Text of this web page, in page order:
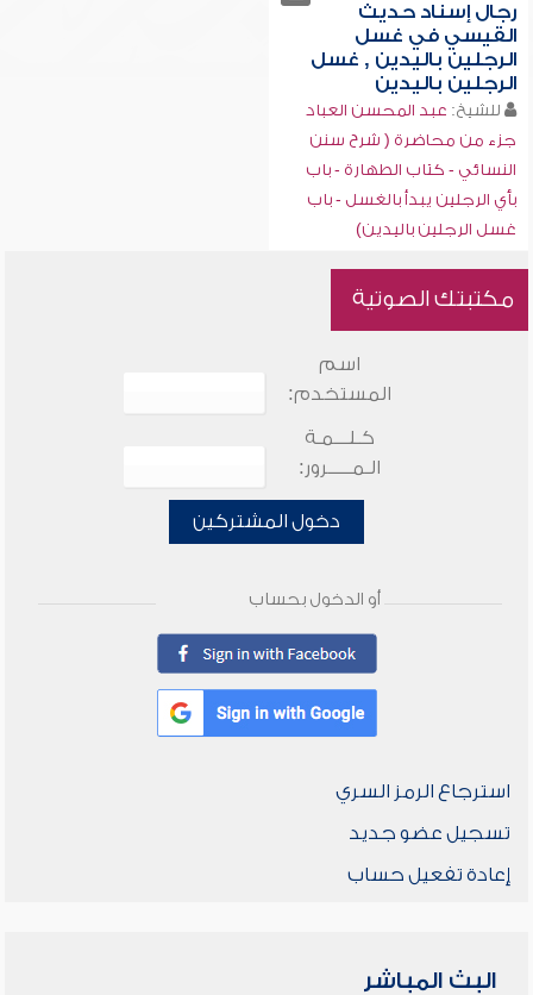
رجال إسناد حديث
القيسي في غسل
الرجلين باليدين , غسل
الرجلين باليدين
للشيخ: عبد المحسن العباد
جزء من محاضرة ( شرح سنن
النسائي - كتاب الطهارة - باب
بأي الرجلين يبدأ بالغسل - باب
غسل الرجلين باليدين)
مكتبتك الصوتية
اسم
المستخدم:
كـلـــمـة
الـمـــــرور:
دخول المشتركين
أو الدخول بحساب
استرجاع الرمز السري
تسجيل عضو جديد
إعادة تفعيل حساب
البث المباشر